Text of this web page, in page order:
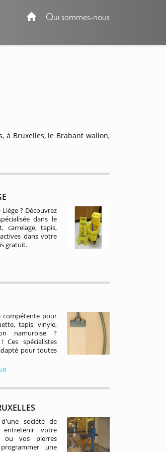
Qui sommes-nous
à Bruxelles, le Brabant wallon,
? Découvrez
dans le
carrelage, tapis,
dans votre
gratuit.
compétente pour
tapis, vinyle,
namuroise ?
Ces spécialistes
pour toutes
société de
votre
ou vos pierres
une